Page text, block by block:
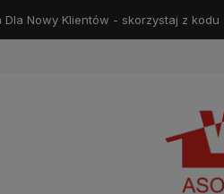
Dla Nowy Klientów - skorzystaj z kodu